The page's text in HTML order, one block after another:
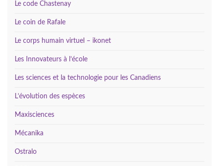
Le code Chastenay
Le coin de Rafale
Le corps humain virtuel – ikonet
Les Innovateurs à l’école
Les sciences et la technologie pour les Canadiens
L’évolution des espèces
Maxisciences
Mécanika
Ostralo